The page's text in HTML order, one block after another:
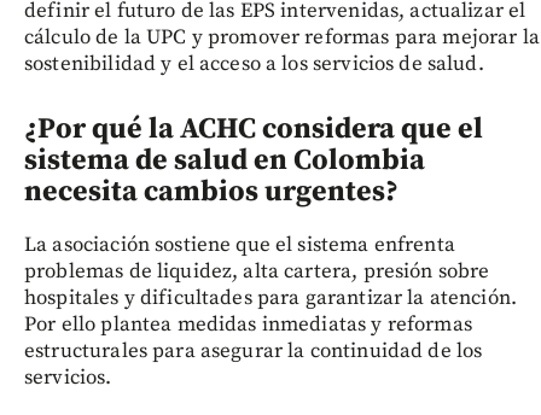
definir el futuro de las EPS intervenidas, actualizar el
cálculo de la UPC y promover reformas para mejorar la
sostenibilidad y el acceso a los servicios de salud.
¿Por qué la ACHC considera que el
sistema de salud en Colombia
necesita cambios urgentes?
La asociación sostiene que el sistema enfrenta
problemas de liquidez, alta cartera, presión sobre
hospitales y dificultades para garantizar la atención.
Por ello plantea medidas inmediatas y reformas
estructurales para asegurar la continuidad de los
servicios.